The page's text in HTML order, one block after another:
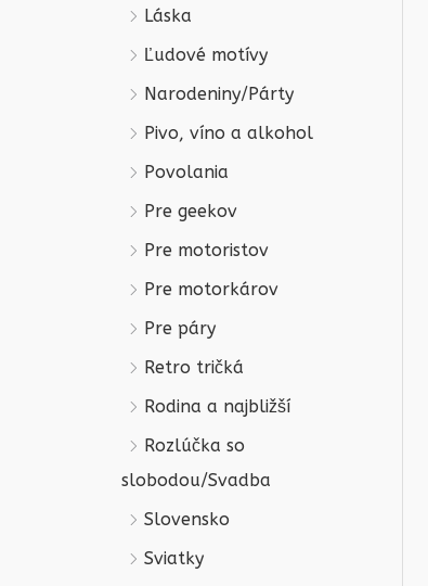
Láska
Ľudové motívy
Narodeniny/Párty
Pivo, víno a alkohol
Povolania
Pre geekov
Pre motoristov
Pre motorkárov
Pre páry
Retro tričká
Rodina a najbližší
Rozlúčka so
slobodou/Svadba
Slovensko
Sviatky